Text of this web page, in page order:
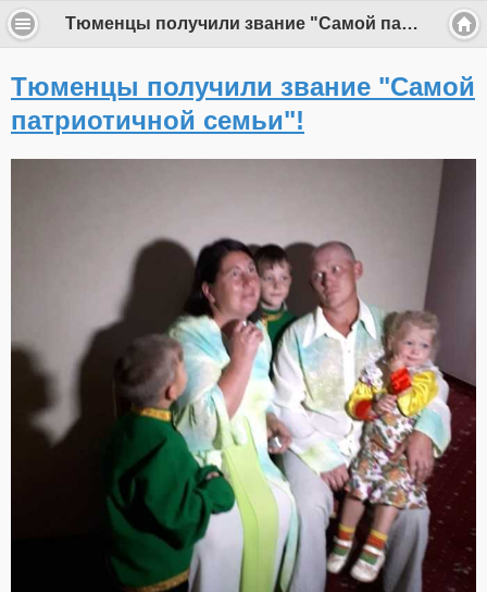
Тюменцы получили звание "Самой патриотичной семьи"!
Тюменцы получили звание "Самой
патриотичной семьи"!